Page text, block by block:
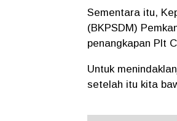
Sementara itu,
(BKPSDM)
penangkapan Plt
Untuk
setelah itu kita